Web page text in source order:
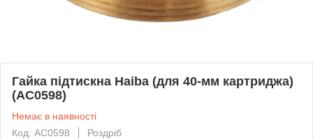
Гайка підтискна Haiba (для 40-мм картриджа)
(AC0598)
Немає в наявності
Код: AC0598
Роздріб